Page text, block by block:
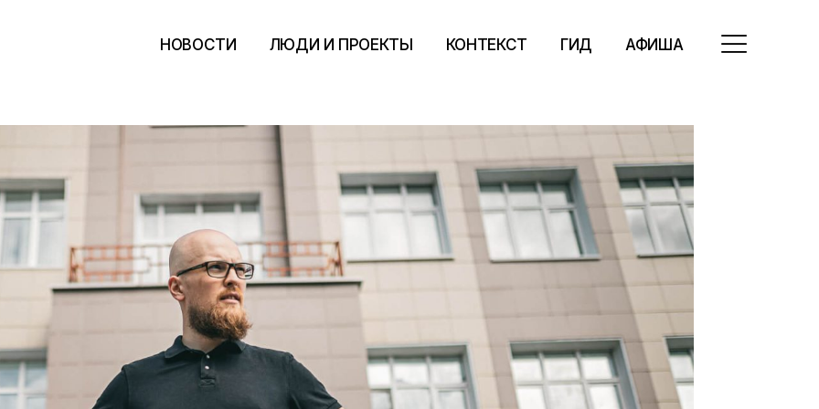
НОВОСТИ ЛЮДИ И ПРОЕКТЫ КОНТЕКСТ ГИД АФИША